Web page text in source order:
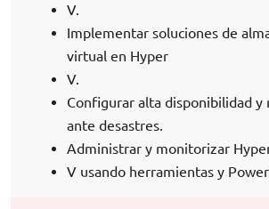
V.
Implementar soluciones de
virtual en Hyper
V.
Configurar alta disponibilidad y
ante desastres.
Administrar y monitorizar
V usando herramientas y